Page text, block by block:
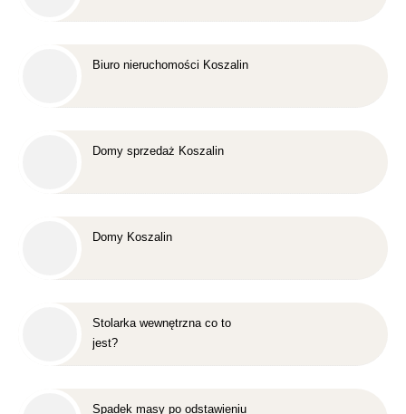
Biuro nieruchomości Koszalin
Domy sprzedaż Koszalin
Domy Koszalin
Stolarka wewnętrzna co to
jest?
Spadek masy po odstawieniu